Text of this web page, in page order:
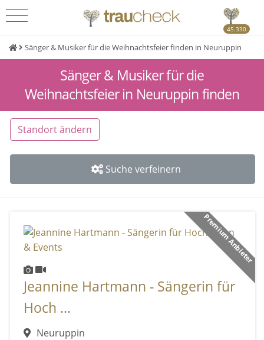
45.330
Sänger & Musiker für die Weihnachtsfeier finden in Neuruppin
Sänger & Musiker für die
Weihnachtsfeier in Neuruppin finden
Standort ändern
Suche verfeinern
Premium Anbieter
Jeannine Hartmann - Sängerin für
Hoch ...
Neuruppin